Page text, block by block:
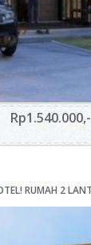
Rp1.540.000,-